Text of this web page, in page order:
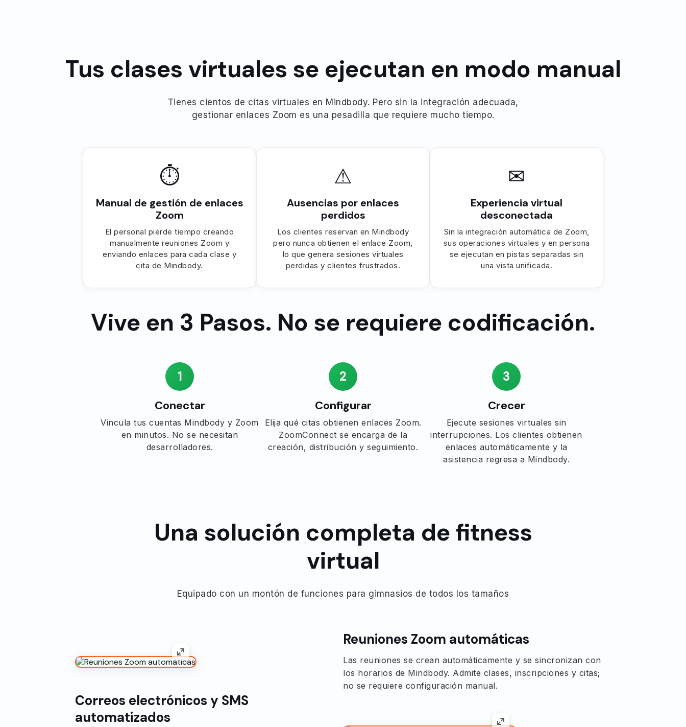
Tus clases virtuales se ejecutan en modo manual
Tienes cientos de citas virtuales en Mindbody. Pero sin la integración adecuada,
gestionar enlaces Zoom es una pesadilla que requiere mucho tiempo.
⏱
Manual de gestión de enlaces
Zoom
El personal pierde tiempo creando
manualmente reuniones Zoom y
enviando enlaces para cada clase y
cita de Mindbody.
⚠
Ausencias por enlaces
perdidos
Los clientes reservan en Mindbody
pero nunca obtienen el enlace Zoom,
lo que genera sesiones virtuales
perdidas y clientes frustrados.
✉
Experiencia virtual
desconectada
Sin la integración automática de Zoom,
sus operaciones virtuales y en persona
se ejecutan en pistas separadas sin
una vista unificada.
Vive en 3 Pasos. No se requiere codificación.
1
Conectar
Vincula tus cuentas Mindbody y Zoom
en minutos. No se necesitan
desarrolladores.
2
Configurar
Elija qué citas obtienen enlaces Zoom.
ZoomConnect se encarga de la
creación, distribución y seguimiento.
3
Crecer
Ejecute sesiones virtuales sin
interrupciones. Los clientes obtienen
enlaces automáticamente y la
asistencia regresa a Mindbody.
Una solución completa de fitness
virtual
Equipado con un montón de funciones para gimnasios de todos los tamaños
Reuniones Zoom automáticas
Las reuniones se crean automáticamente y se sincronizan con
los horarios de Mindbody. Admite clases, inscripciones y citas;
no se requiere configuración manual.
Correos electrónicos y SMS
automatizados